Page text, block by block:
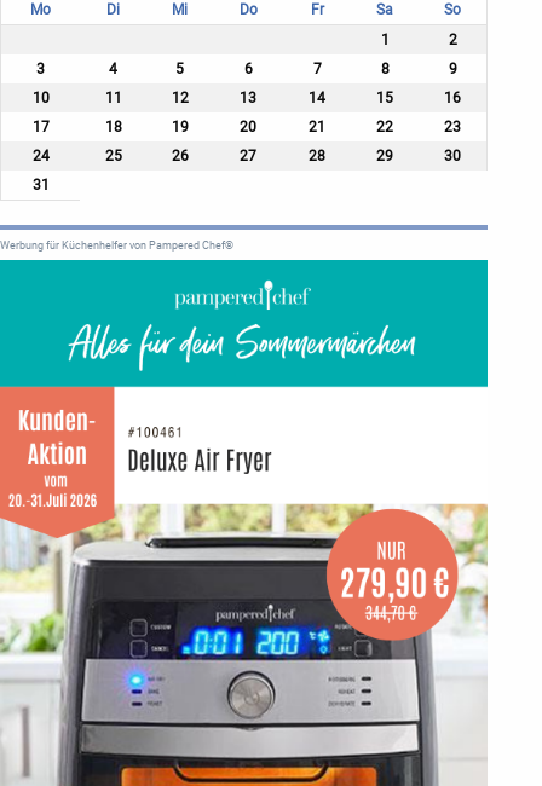
Mo Di Mi Do Fr Sa
So
1
2
3
4 5 6 7 8
9
10
11 12 13 14 15
16
17
18 19 20 21 22
23
24
25 26 27 28 29
30
31
Werbung für Küchenhelfer von Pampered Chef®